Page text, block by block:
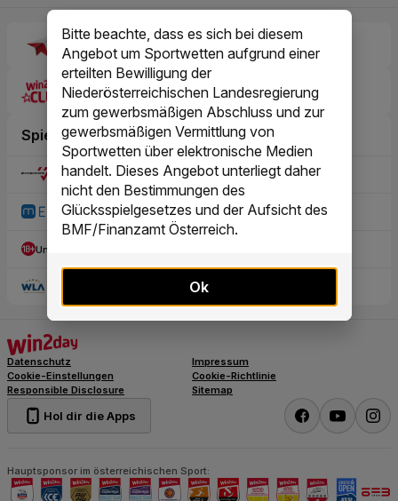
Bitte beachte, dass es sich bei diesem
Angebot um Sportwetten aufgrund einer
erteilten Bewilligung der
Niederösterreichischen Landesregierung
zum gewerbsmäßigen Abschluss und zur
gewerbsmäßigen Vermittlung von
Sportwetten über elektronische Medien
handelt. Dieses Angebot unterliegt daher
nicht den Bestimmungen des
Glücksspielgesetzes und der Aufsicht des
BMF/Finanzamt Österreich.
Ok